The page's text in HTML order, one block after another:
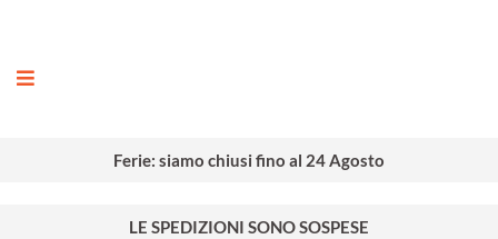
Ferie: siamo chiusi fino al 24 Agosto
LE SPEDIZIONI SONO SOSPESE